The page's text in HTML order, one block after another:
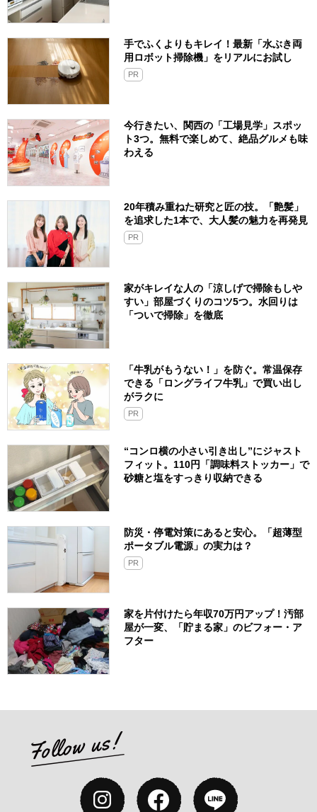
手でふくよりもキレイ！最新「水ぶき両
用ロボット掃除機」をリアルにお試し
PR
今行きたい、関西の「工場見学」スポッ
ト3つ。無料で楽しめて、絶品グルメも味
わえる
20年積み重ねた研究と匠の技。「艶髪」
を追求した1本で、大人髪の魅力を再発見
PR
家がキレイな人の「涼しげで掃除もしや
すい」部屋づくりのコツ5つ。水回りは
「ついで掃除」を徹底
「牛乳がもうない！」を防ぐ。常温保存
できる「ロングライフ牛乳」で買い出し
がラクに
PR
“コンロ横の小さい引き出し”にジャスト
フィット。110円「調味料ストッカー」で
砂糖と塩をすっきり収納できる
防災・停電対策にあると安心。「超薄型
ポータブル電源」の実力は？​
PR
家を片付けたら年収70万円アップ！汚部
屋が一変、「貯まる家」のビフォー・ア
フター